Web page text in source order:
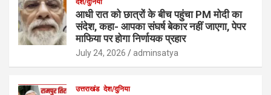
देश/दुनिया
आधी रात को छात्रों के बीच पहुंचा PM मोदी का
संदेश, कहा- आपका संघर्ष बेकार नहीं जाएगा, पेपर
माफिया पर होगा निर्णायक प्रहार
July 24, 2026 adminsatya
उत्तराखंड देश/दुनिया